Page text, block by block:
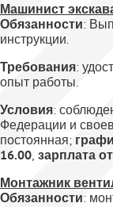
Машинист
Обязанности:
инструкции.
Требования:
опыт работы.
Условия:
Федерации и
постоянная;
16.00, зарплата
Монтажник
Обязанности: